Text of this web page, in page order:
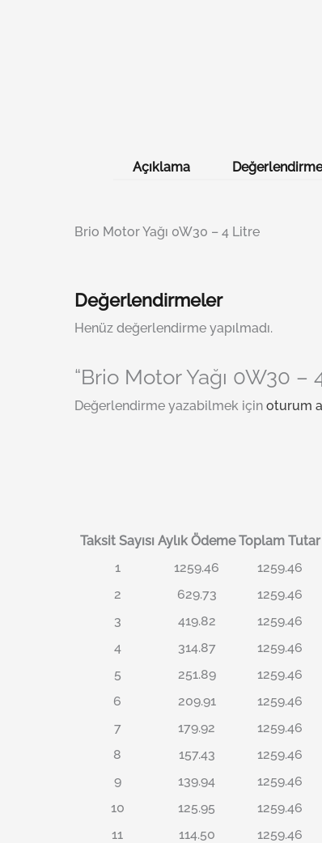
Açıklama
Brio Motor Yağı 0W30 – 4 Litre
Değerlendirmeler
Henüz değerlendirme yapılmadı.
“Brio Motor Yağı 0W30
Değerlendirme yazabilmek için oturum
Taksit Sayısı Aylık Ödeme Toplam Tutar
1
1259.46
1259.46
2
629.73
1259.46
3
419.82
1259.46
4
314.87
1259.46
5
251.89
1259.46
6
209.91
1259.46
7
179.92
1259.46
8
157.43
1259.46
9
139.94
1259.46
10
125.95
1259.46
11
114.50
1259.46